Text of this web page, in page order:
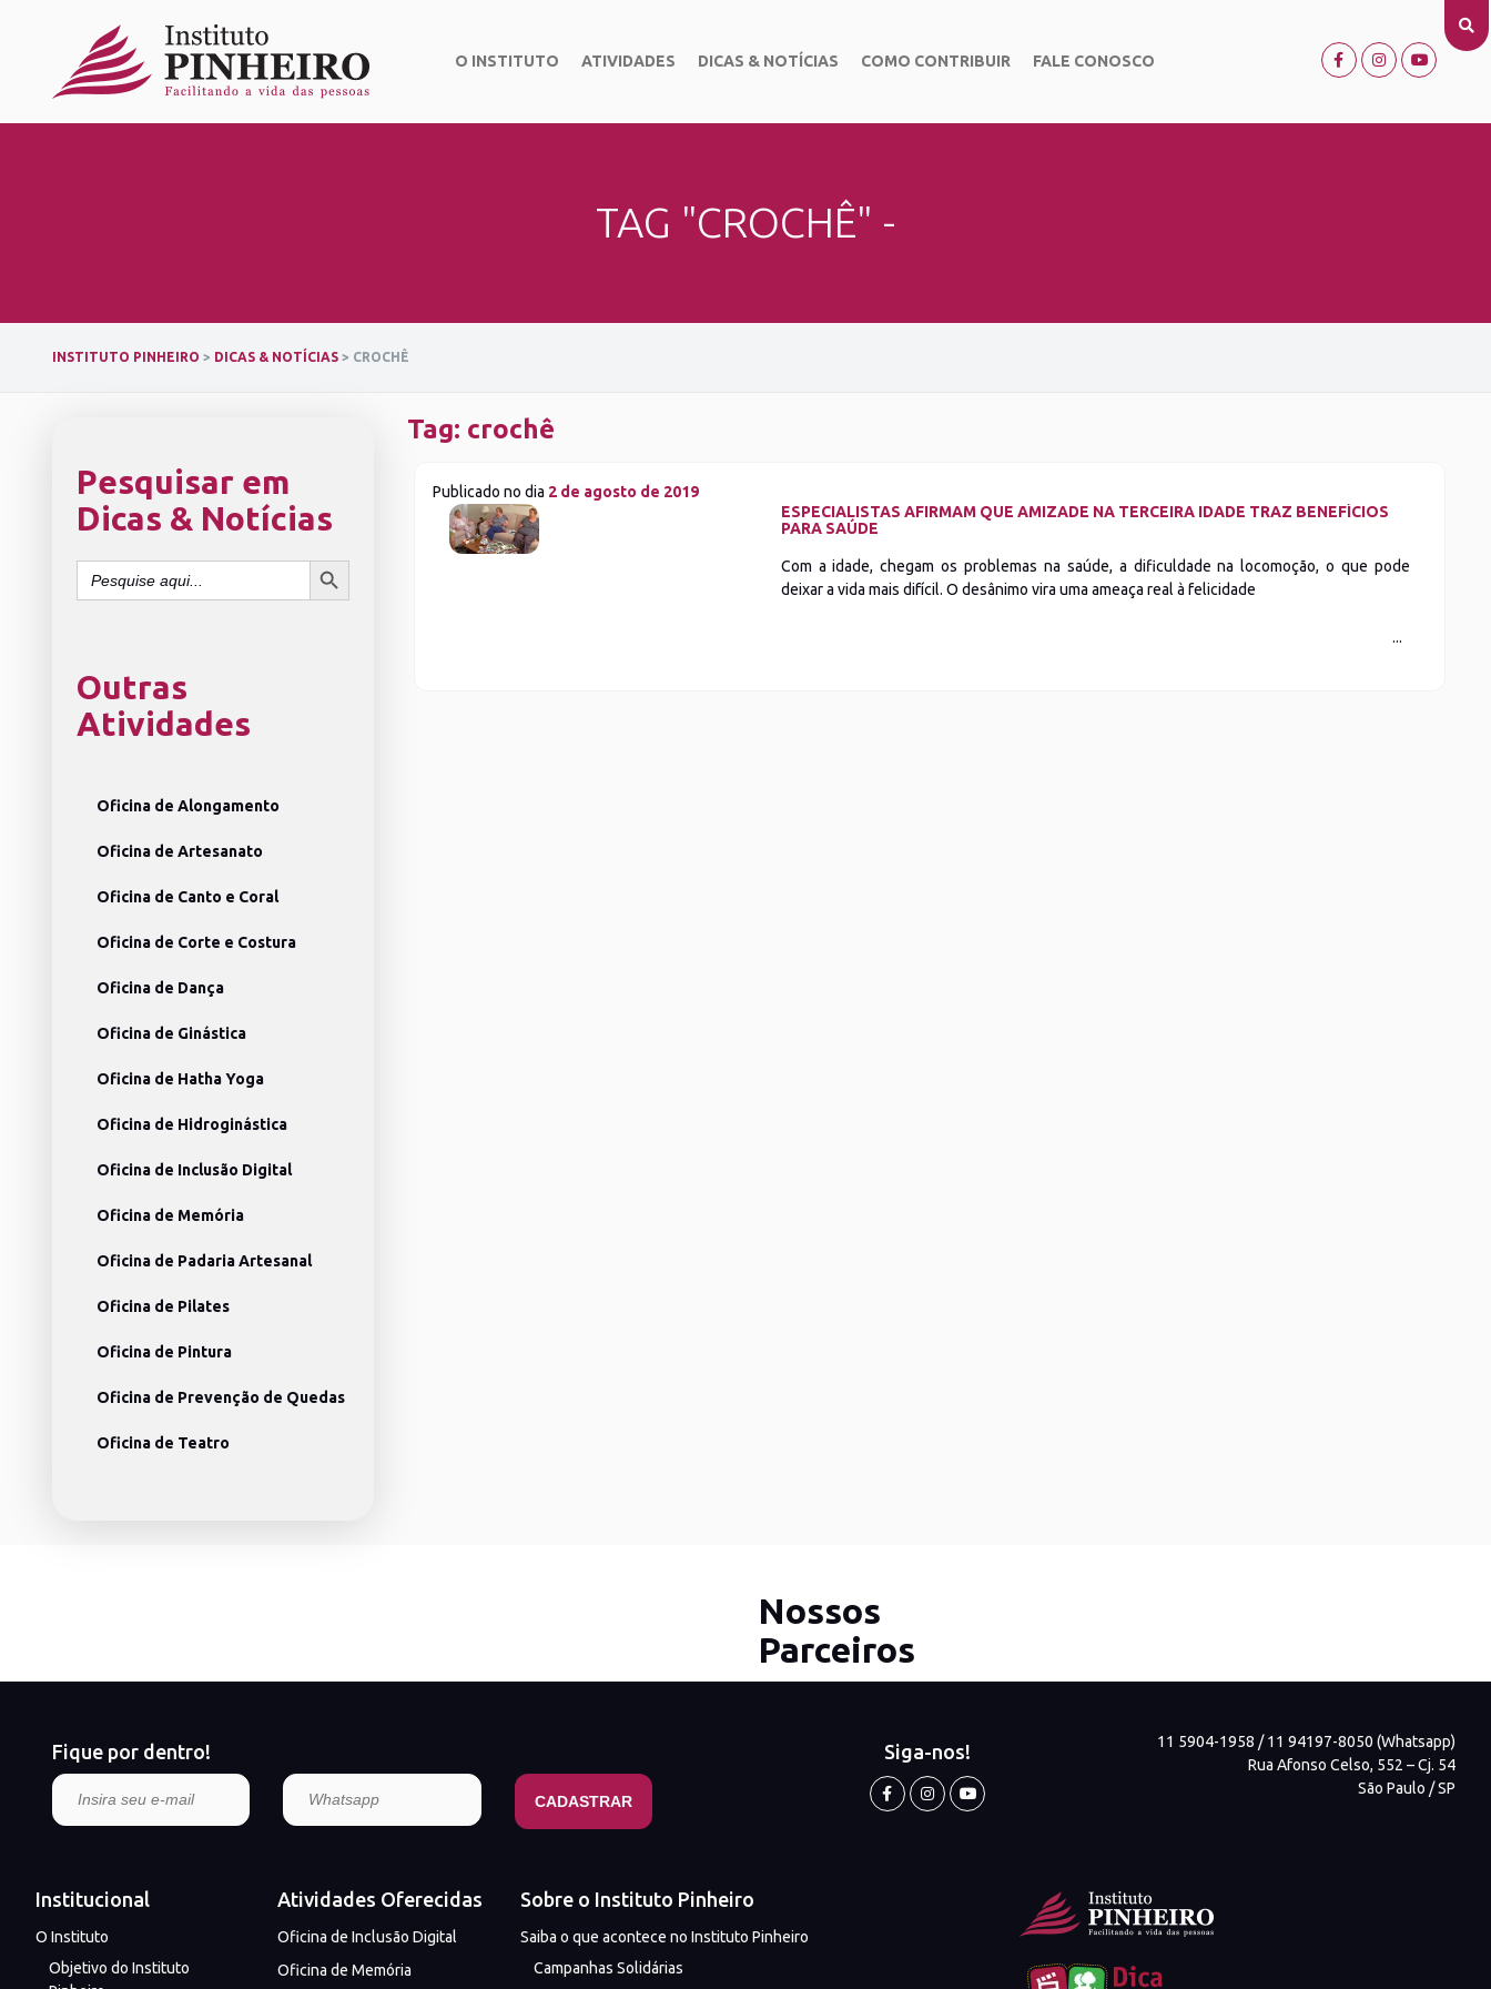
O INSTITUTO ATIVIDADES DICAS & NOTÍCIAS COMO CONTRIBUIR FALE CONOSCO
TAG "CROCHÊ" -
INSTITUTO PINHEIRO > DICAS & NOTÍCIAS > CROCHÊ
Pesquisar em
Dicas & Notícias
Search
for:
SEARCH BUTTON
Outras
Atividades
Oficina de Alongamento
Oficina de Artesanato
Oficina de Canto e Coral
Oficina de Corte e Costura
Oficina de Dança
Oficina de Ginástica
Oficina de Hatha Yoga
Oficina de Hidroginástica
Oficina de Inclusão Digital
Oficina de Memória
Oficina de Padaria Artesanal
Oficina de Pilates
Oficina de Pintura
Oficina de Prevenção de Quedas
Oficina de Teatro
Tag: crochê
Publicado no dia 2 de agosto de 2019
ESPECIALISTAS AFIRMAM QUE AMIZADE NA TERCEIRA IDADE TRAZ BENEFÍCIOS
PARA SAÚDE
Com a idade, chegam os problemas na saúde, a dificuldade na locomoção, o que pode
deixar a vida mais difícil. O desânimo vira uma ameaça real à felicidade
Nossos
Parceiros
Fique por dentro! Siga-nos!
11 5904-1958 / 11 94197-8050 (Whatsapp)
Rua Afonso Celso, 552 – Cj. 54
São Paulo / SP
Institucional
O Instituto
Objetivo do Instituto
Atividades Oferecidas
Oficina de Inclusão Digital
Oficina de Memória
Sobre o Instituto Pinheiro
Saiba o que acontece no Instituto Pinheiro
Campanhas Solidárias